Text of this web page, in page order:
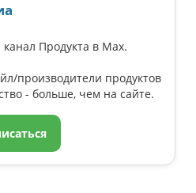
Продукта в Max.
производители продуктов
- больше, чем на сайте.